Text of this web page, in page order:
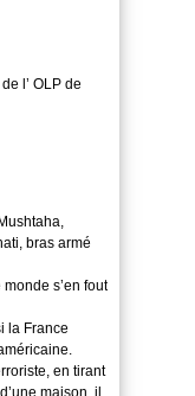
l’ OLP de
bras armé
s’en fout
la France
en tirant
maison, il